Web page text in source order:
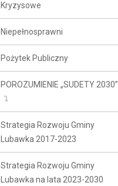
Kryzysowe
Niepełnosprawni
Pożytek Publiczny
POROZUMIENIE „SUDETY 2030”
Strategia Rozwoju Gminy
Lubawka 2017-2023
Strategia Rozwoju Gminy
Lubawka na lata 2023-2030